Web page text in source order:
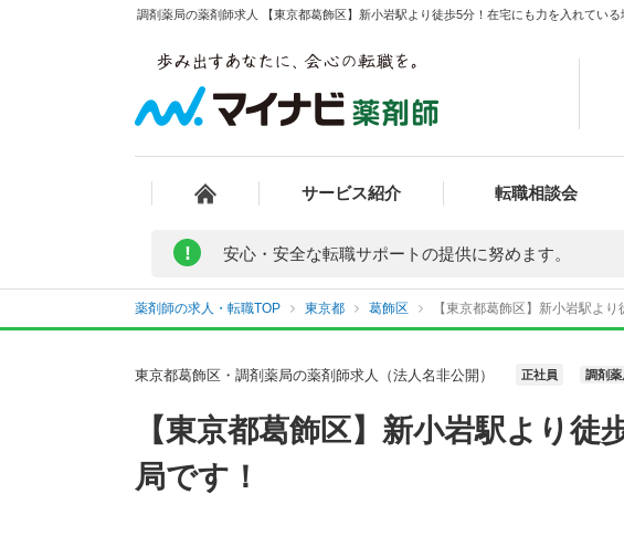
調剤薬局の薬剤師求人 【東京都葛飾区】新小岩駅より徒歩5分！在宅にも力を入れてい
サービス紹介 転職相談会
! 安心・安全な転職サポートの提供に努めます。
薬剤師の求人・転職TOP 東京都 葛飾区 【東京都葛飾区】新小岩駅よ
東京都葛飾区・調剤薬局の薬剤師求人（法人名非公開） 正社員 調剤薬
【東京都葛飾区】新小岩駅より
局です！